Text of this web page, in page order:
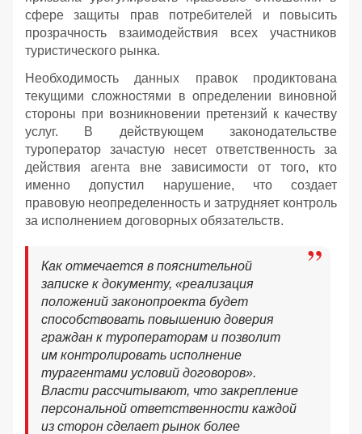
сфере защиты прав потребителей и повысить
прозрачность взаимодействия всех участников
туристического рынка.
Необходимость данных правок продиктована
текущими сложностями в определении виновной
стороны при возникновении претензий к качеству
услуг. В действующем законодательстве
туроператор зачастую несет ответственность за
действия агента вне зависимости от того, кто
именно допустил нарушение, что создает
правовую неопределенность и затрудняет контроль
за исполнением договорных обязательств.
Как отмечается в пояснительной
записке к документу, «реализация
положений законопроекта будет
способствовать повышению доверия
граждан к туроператорам и позволит
им контролировать исполнение
турагентами условий договоров».
Власти рассчитывают, что закрепление
персональной ответственности каждой
из сторон сделает рынок более